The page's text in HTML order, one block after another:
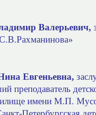
Валерьевич,
Евгеньевна,
преподаватель
имени М.П.